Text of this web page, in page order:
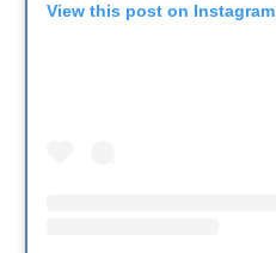
View this post on Instagram